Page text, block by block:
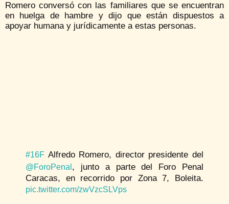
Romero conversó con las familiares que se encuentran
en huelga de hambre y dijo que están dispuestos a
apoyar humana y jurídicamente a estas personas.
#16F Alfredo Romero, director presidente del
@ForoPenal , junto a parte del Foro Penal
Caracas, en recorrido por Zona 7, Boleita.
pic.twitter.com/zwVzcSLVps